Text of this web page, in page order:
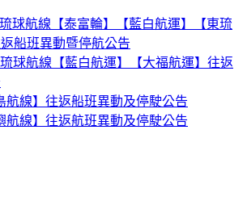
琉球航線【泰富輪】【藍白航運】【東琉
船班異動暨停航公告
琉球航線【藍白航運】【大福航運】往返
航線】往返船班異動及停駛公告
航線】往返航班異動及停駛公告